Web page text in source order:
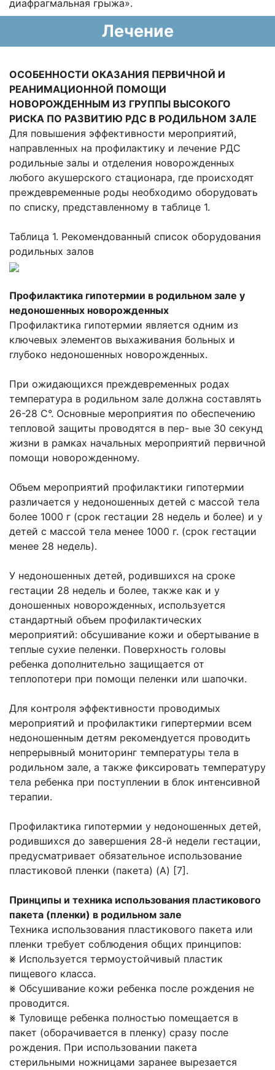
диафрагмальная грыжа».
Лечение
ОСОБЕННОСТИ ОКАЗАНИЯ ПЕРВИЧНОЙ И
РЕАНИМАЦИОННОЙ ПОМОЩИ
НОВОРОЖДЕННЫМ ИЗ ГРУППЫ ВЫСОКОГО
РИСКА ПО РАЗВИТИЮ РДС В РОДИЛЬНОМ ЗАЛЕ
Для повышения эффективности мероприятий,
направленных на профилактику и лечение РДС
родильные залы и отделения новорожденных
любого акушерского стационара, где происходят
преждевременные роды необходимо оборудовать
по списку, представленному в таблице 1.
Таблица 1. Рекомендованный список оборудования
родильных залов
Профилактика гипотермии в родильном зале у
недоношенных новорожденных
Профилактика гипотермии является одним из
ключевых элементов выхаживания больных и
глубоко недоношенных новорожденных.
При ожидающихся преждевременных родах
температура в родильном зале должна составлять
26-28 С°. Основные мероприятия по обеспечению
тепловой защиты проводятся в пер- вые 30 секунд
жизни в рамках начальных мероприятий первичной
помощи новорожденному.
Объем мероприятий профилактики гипотермии
различается у недоношенных детей с массой тела
более 1000 г (срок гестации 28 недель и более) и у
детей с массой тела менее 1000 г. (срок гестации
менее 28 недель).
У недоношенных детей, родившихся на сроке
гестации 28 недель и более, также как и у
доношенных новорожденных, используется
стандартный объем профилактических
мероприятий: обсушивание кожи и обертывание в
теплые сухие пеленки. Поверхность головы
ребенка дополнительно защищается от
теплопотери при помощи пеленки или шапочки.
Для контроля эффективности проводимых
мероприятий и профилактики гипертермии всем
недоношенным детям рекомендуется проводить
непрерывный мониторинг температуры тела в
родильном зале, а также фиксировать температуру
тела ребенка при поступлении в блок интенсивной̆
терапии.
Профилактика гипотермии у недоношенных детей,
родившихся до завершения 28-й недели гестации,
предусматривает обязательное использование
пластиковой пленки (пакета) (А) [7].
Принципы и техника использования пластикового
пакета (пленки) в родильном зале
Техника использования пластикового пакета или
пленки требует соблюдения общих принципов:
⨳ Используется термоустойчивый пластик
пищевого класса.
⨳ Обсушивание кожи ребенка после рождения не
проводится.
⨳ Туловище ребенка полностью помещается в
пакет (оборачивается в пленку) сразу после
рождения. При использовании пакета
стерильными ножницами заранее вырезается